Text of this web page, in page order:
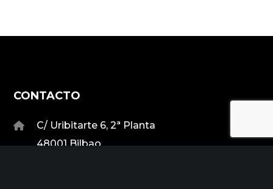
CONTACTO
C/ Uribitarte 6, 2ª Planta
48001 Bilbao